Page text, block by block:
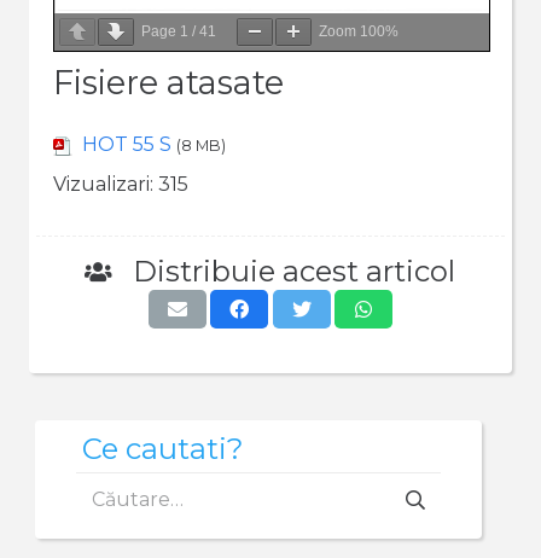
Page 1 / 41 Zoom 100%
Fisiere atasate
HOT 55 S (8 MB)
Vizualizari: 315
Distribuie acest articol
Ce cautati?
după: